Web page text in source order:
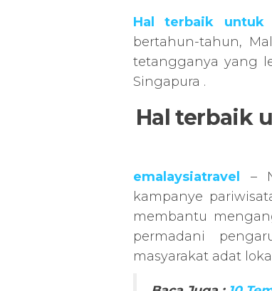
Hal terbaik untuk
bertahun-tahun,
tetangganya yang
Singapura .
Hal terbaik
emalaysiatravel
–
kampanye
membantu
permadani
masyarakat adat